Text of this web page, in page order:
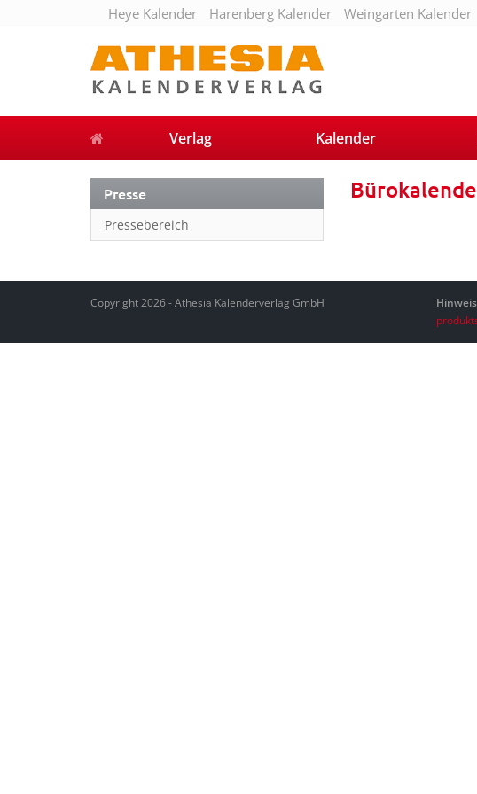
Heye Kalender Harenberg Kalender Weingarten Kalender
Verlag Kalender
Presse
Pressebereich
Copyright 2026 - Athesia Kalenderverlag GmbH